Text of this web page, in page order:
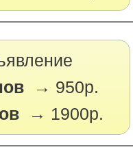
→ 950р.
→ 1900р.